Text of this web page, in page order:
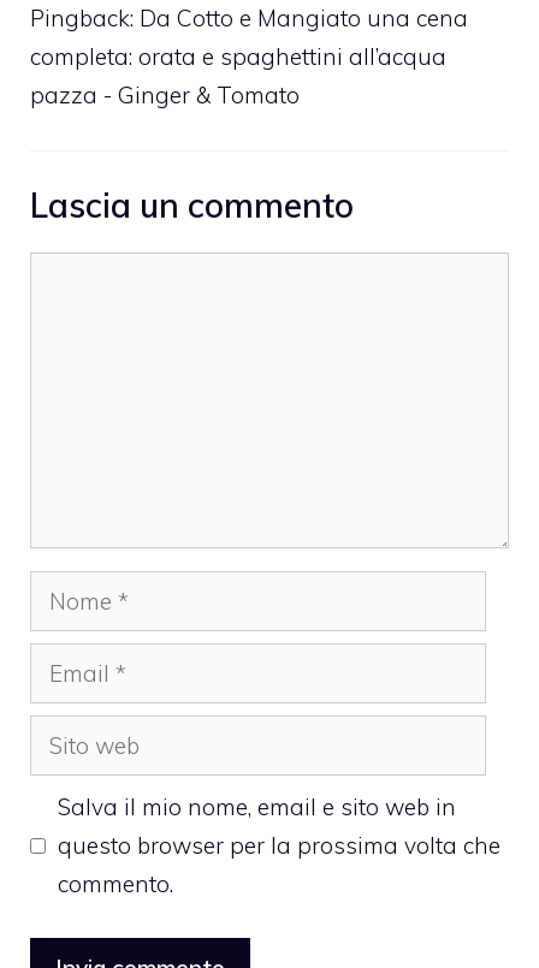
Pingback: Da Cotto e Mangiato una cena
completa: orata e spaghettini all’acqua
pazza - Ginger & Tomato
Lascia un commento
Nome
Email
Sito
web
Salva il mio nome, email e sito web in
questo browser per la prossima volta che
commento.